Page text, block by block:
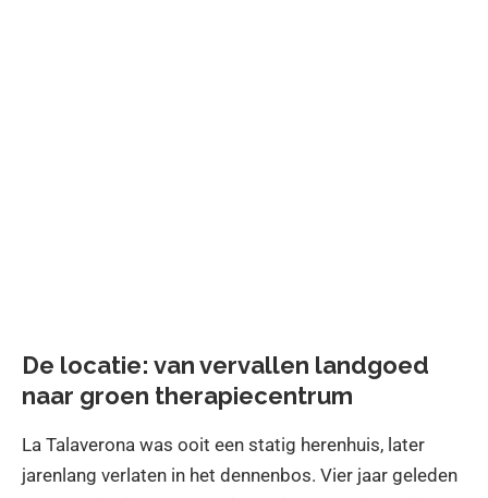
De locatie: van vervallen landgoed
naar groen therapiecentrum
La Talaverona was ooit een statig herenhuis, later
jarenlang verlaten in het dennenbos. Vier jaar geleden